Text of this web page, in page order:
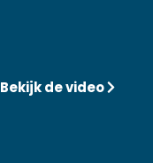
Bekijk de video